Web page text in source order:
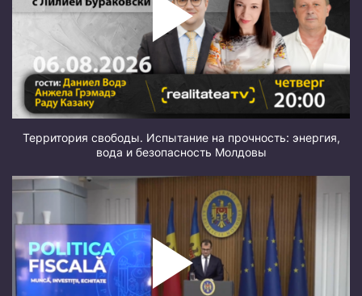
Территория свободы. Испытание на прочность: энергия,
вода и безопасность Молдовы